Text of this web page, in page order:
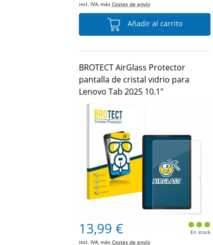
incl. IVA, más Costes de envío
Añadir al carrito
BROTECT AirGlass Protector
pantalla de cristal vidrio para
Lenovo Tab 2025 10.1"
13,99 €
incl. IVA, más Costes de envío
En stock